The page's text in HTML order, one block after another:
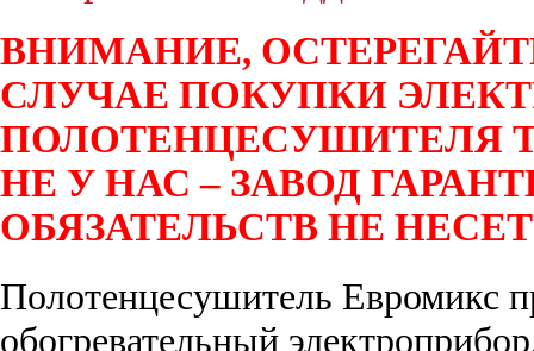
ВНИМАНИЕ,
СЛУЧАЕ ПОКУПКИ
ПОЛОТЕНЦЕСУШИТЕЛЯ
НЕ У НАС – ЗАВОД
ОБЯЗАТЕЛЬСТВ НЕ
Полотенцесушитель Евромикс
обогревательный